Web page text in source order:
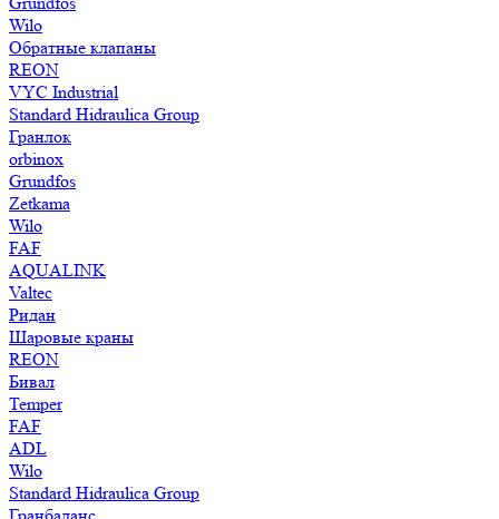
Wilo
Обратные клапаны
REON
VYC Industrial
Standard Hidraulica Group
Гранлок
orbinox
Grundfos
Zetkama
Wilo
FAF
AQUALINK
Valtec
Ридан
Шаровые краны
REON
Бивал
Temper
FAF
ADL
Wilo
Standard Hidraulica Group